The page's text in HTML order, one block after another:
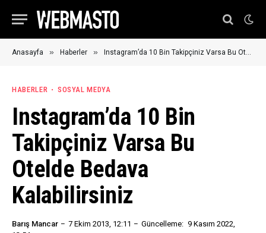
Anasayfa » Haberler » Instagram’da 10 Bin Takipçiniz Varsa Bu Otelde Bedava Kalabilirsiniz
HABERLER SOSYAL MEDYA
Instagram’da 10 Bin
Takipçiniz Varsa Bu
Otelde Bedava
Kalabilirsiniz
Barış Mancar 7 Ekim 2013, 12:11 Güncelleme: 9 Kasım 2022,